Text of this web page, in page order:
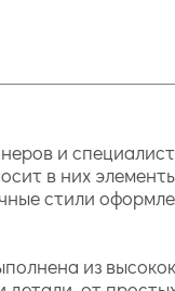
и
в них
стили
из